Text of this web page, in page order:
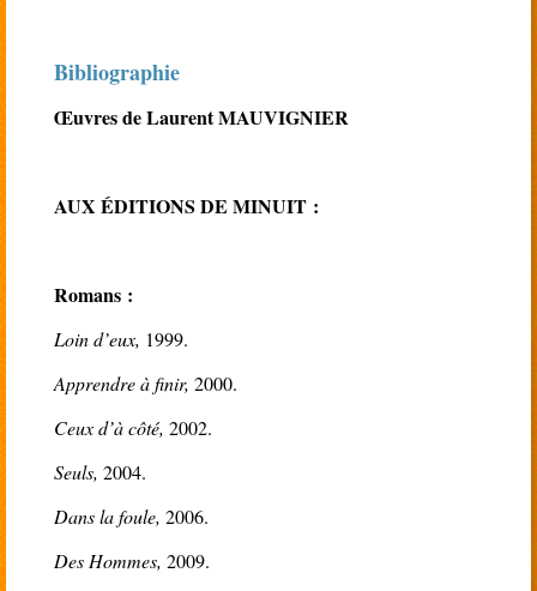
Bibliographie
Œuvres de Laurent MAUVIGNIER
AUX ÉDITIONS DE MINUIT :
Romans :
Loin d’eux, 1999.
Apprendre à finir, 2000.
Ceux d’à côté, 2002.
Seuls, 2004.
Dans la foule, 2006.
Des Hommes, 2009.